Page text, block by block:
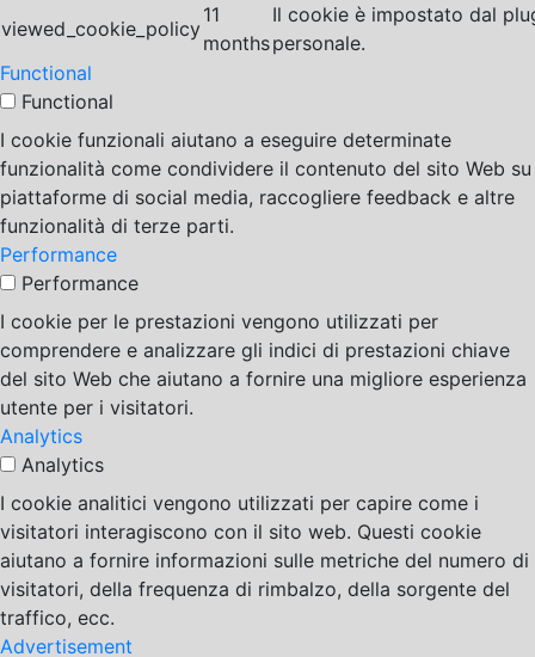
viewed_cookie_policy
11
months
Il cookie è impostato dal
personale.
Functional
Functional
I cookie funzionali aiutano a eseguire determinate
funzionalità come condividere il contenuto del sito Web su
piattaforme di social media, raccogliere feedback e altre
funzionalità di terze parti.
Performance
Performance
I cookie per le prestazioni vengono utilizzati per
comprendere e analizzare gli indici di prestazioni chiave
del sito Web che aiutano a fornire una migliore esperienza
utente per i visitatori.
Analytics
Analytics
I cookie analitici vengono utilizzati per capire come i
visitatori interagiscono con il sito web. Questi cookie
aiutano a fornire informazioni sulle metriche del numero di
visitatori, della frequenza di rimbalzo, della sorgente del
traffico, ecc.
Advertisement